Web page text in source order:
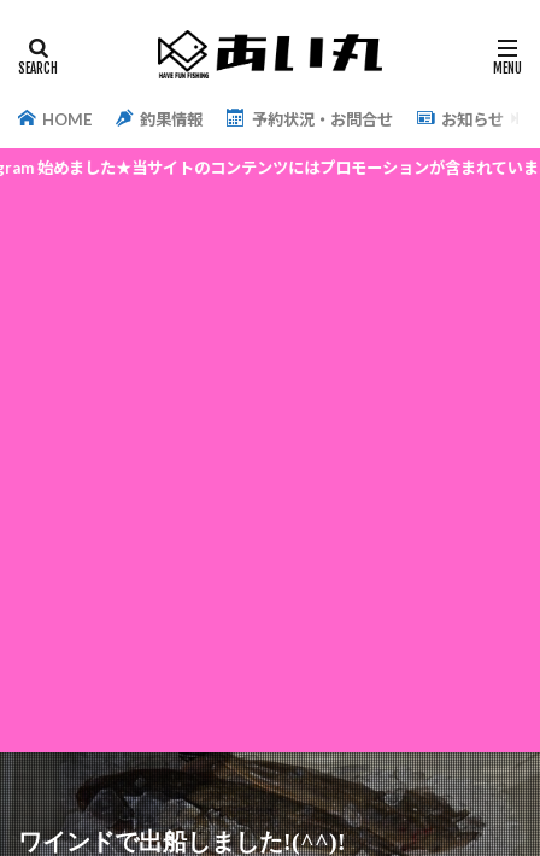
HOME 釣果情報 予約状況・お問合せ お知らせ
★当サイトのコンテンツにはプロモーションが含まれています★
ワインドで出船しました!(^^)!